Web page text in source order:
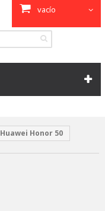
vacío
Huawei Honor 50